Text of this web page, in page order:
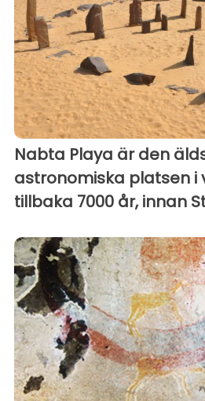
Nabta Playa är den
astronomiska platsen i
tillbaka 7000 år, innan